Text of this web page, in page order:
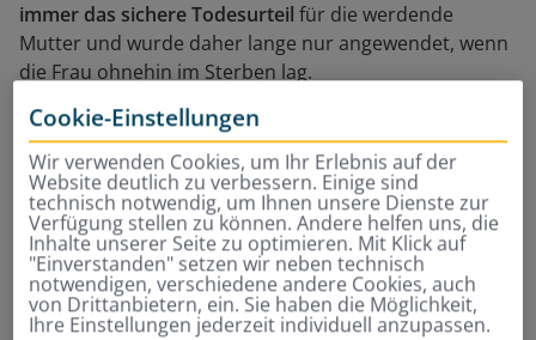
immer das sichere Todesurteil für die werdende
Mutter und wurde daher lange nur angewendet, wenn
die Frau ohnehin im Sterben lag.
Cookie-Einstellungen
Wir verwenden Cookies, um Ihr Erlebnis auf der
Website deutlich zu verbessern. Einige sind
technisch notwendig, um Ihnen unsere Dienste zur
Verfügung stellen zu können. Andere helfen uns, die
Inhalte unserer Seite zu optimieren. Mit Klick auf
"Einverstanden" setzen wir neben technisch
notwendigen, verschiedene andere Cookies, auch
von Drittanbietern, ein. Sie haben die Möglichkeit,
Ihre Einstellungen jederzeit individuell anzupassen.